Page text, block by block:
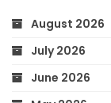
August 2026
July 2026
June 2026